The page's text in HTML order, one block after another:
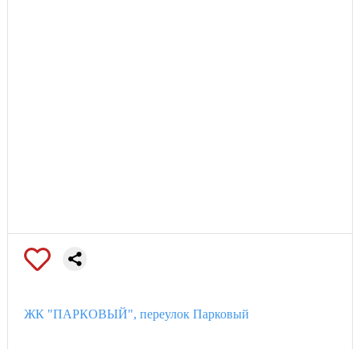
ЖК "ПАРКОВЫЙ", переулок Парковый